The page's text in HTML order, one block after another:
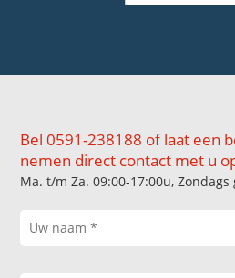
Bel 0591-238188 of laat een
nemen direct contact met u
Ma. t/m Za. 09:00-17:00u, Zondags